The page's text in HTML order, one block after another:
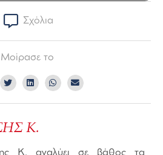
Σχόλια
Μοίρασε το
Κ.
Κ. αναλύει σε βάθος τα